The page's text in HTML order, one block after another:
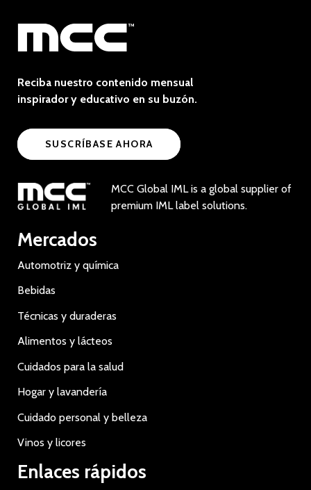
Reciba nuestro contenido mensual
inspirador y educativo en su buzón.
SUSCRÍBASE AHORA
MCC Global IML is a global supplier of
premium IML label solutions.
Mercados
Automotriz y química
Bebidas
Técnicas y duraderas
Alimentos y lácteos
Cuidados para la salud
Hogar y lavandería
Cuidado personal y belleza
Vinos y licores
Enlaces rápidos